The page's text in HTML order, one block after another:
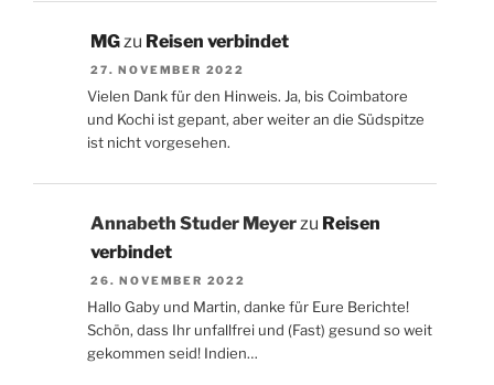
MGzu Reisen verbindet
27. NOVEMBER 2022
Vielen Dank für den Hinweis. Ja, bis Coimbatore
und Kochi ist gepant, aber weiter an die Südspitze
ist nicht vorgesehen.
Annabeth Studer Meyer zu Reisen
verbindet
26. NOVEMBER 2022
Hallo Gaby und Martin, danke für Eure Berichte!
Schön, dass Ihr unfallfrei und (Fast) gesund so weit
gekommen seid! Indien…